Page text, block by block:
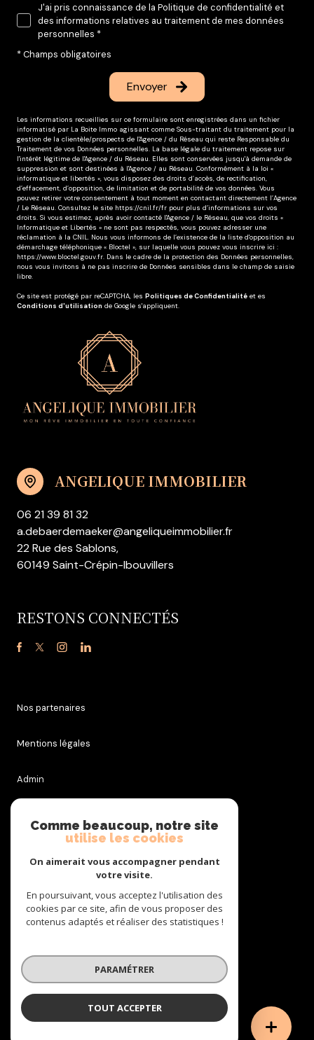
J'ai pris connaissance de la Politique de confidentialité et
des informations relatives au traitement de mes données
personnelles *
* Champs obligatoires
Envoyer
Les informations recueillies sur ce formulaire sont enregistrées dans un fichier
informatisé par La Boite Immo agissant comme Sous-traitant du traitement pour la
gestion de la clientèle/prospects de l'Agence / du Réseau qui reste Responsable du
Traitement de vos Données personnelles. La base légale du traitement repose sur
l'intérêt légitime de l'Agence / du Réseau. Elles sont conservées jusqu'à demande de
suppression et sont destinées à l'Agence / au Réseau. Conformément à la loi «
informatique et libertés », vous disposez des droits d’accès, de rectification,
d’effacement, d’opposition, de limitation et de portabilité de vos données. Vous
pouvez retirer votre consentement à tout moment en contactant directement l’Agence
/ Le Réseau. Consultez le site https://cnil.fr/fr pour plus d’informations sur vos
droits. Si vous estimez, après avoir contacté l'Agence / le Réseau, que vos droits «
Informatique et Libertés » ne sont pas respectés, vous pouvez adresser une
réclamation à la CNIL. Nous vous informons de l’existence de la liste d'opposition au
démarchage téléphonique « Bloctel », sur laquelle vous pouvez vous inscrire ici :
https://www.bloctel.gouv.fr. Dans le cadre de la protection des Données personnelles,
nous vous invitons à ne pas inscrire de Données sensibles dans le champ de saisie
libre.
Ce site est protégé par reCAPTCHA, les Politiques de Confidentialité et es
Conditions d'utilisation de Google s'appliquent.
ANGELIQUE IMMOBILIER
06 21 39 81 32
a.debaerdemaeker@angeliqueimmobilier.fr
22 Rue des Sablons,
60149 Saint-Crépin-Ibouvillers
RESTONS CONNECTÉS
Nos partenaires
Mentions légales
Admin
Réalisé par
Comme beaucoup, notre site
utilise les cookies
On aimerait vous accompagner pendant
votre visite.
En poursuivant, vous acceptez l'utilisation des
cookies par ce site, afin de vous proposer des
contenus adaptés et réaliser des statistiques !
PARAMÉTRER
TOUT ACCEPTER